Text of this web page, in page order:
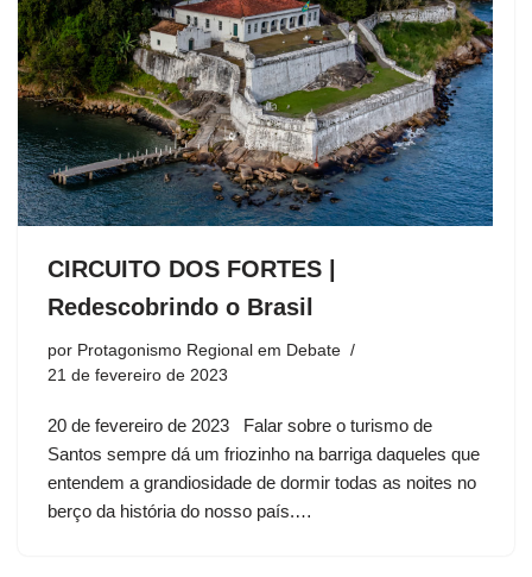
CIRCUITO DOS FORTES |
Redescobrindo o Brasil
por Protagonismo Regional em Debate
21 de fevereiro de 2023
20 de fevereiro de 2023 Falar sobre o turismo de
Santos sempre dá um friozinho na barriga daqueles que
entendem a grandiosidade de dormir todas as noites no
berço da história do nosso país.…